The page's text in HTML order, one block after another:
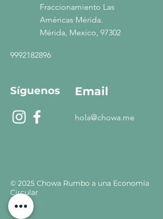
Fraccionamiento Las
Américas Mérida.
Mérida, Mexico, 97302
9992182896
Síguenos Email
hola@chowa.me
© 2025 Chowa Rumbo a una Economía
Circular